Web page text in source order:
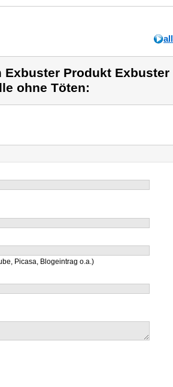
Produkt Exbuster
ohne Töten:
Picasa, Blogeintrag o.a.)